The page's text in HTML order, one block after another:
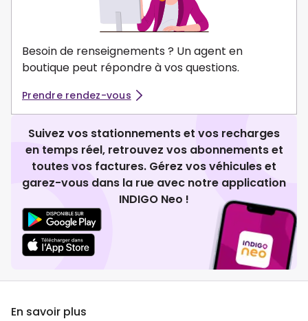
Besoin de renseignements ? Un agent en
boutique peut répondre à vos questions.
Prendre rendez-vous
Suivez vos stationnements et vos recharges
en temps réel, retrouvez vos abonnements et
toutes vos factures. Gérez vos véhicules et
garez-vous dans la rue avec notre application
INDIGO Neo !
En savoir plus